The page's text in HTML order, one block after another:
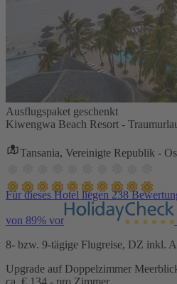
Ausflugspaket geschenkt
Kiwengwa Beach Resort -
Tansania, Vereinigte Republik -
Für dieses Hotel liegen 238
von 89% vor
8- bzw. 9-tägige Flugreise, DZ inkl.
Upgrade auf Doppelzimmer
ca. € 134,- pro Zimmer